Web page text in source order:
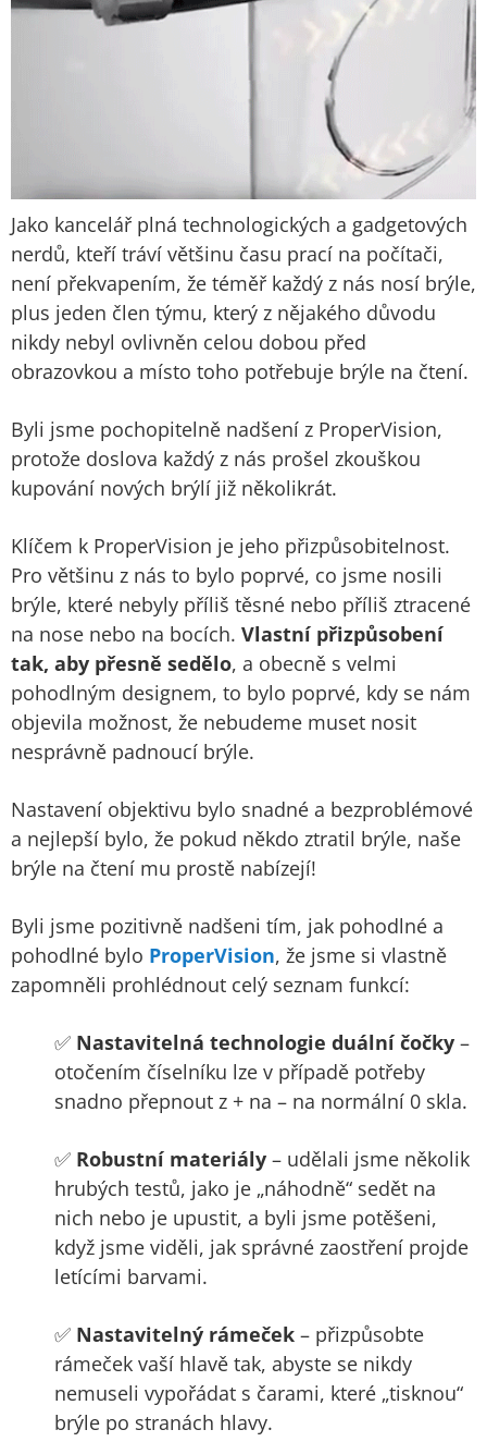
Jako kancelář plná technologických a gadgetových
nerdů, kteří tráví většinu času prací na počítači,
není překvapením, že téměř každý z nás nosí brýle,
plus jeden člen týmu, který z nějakého důvodu
nikdy nebyl ovlivněn celou dobou před
obrazovkou a místo toho potřebuje brýle na čtení.
Byli jsme pochopitelně nadšení z ProperVision,
protože doslova každý z nás prošel zkouškou
kupování nových brýlí již několikrát.
Klíčem k ProperVision je jeho přizpůsobitelnost.
Pro většinu z nás to bylo poprvé, co jsme nosili
brýle, které nebyly příliš těsné nebo příliš ztracené
na nose nebo na bocích. Vlastní přizpůsobení
tak, aby přesně sedělo, a obecně s velmi
pohodlným designem, to bylo poprvé, kdy se nám
objevila možnost, že nebudeme muset nosit
nesprávně padnoucí brýle.
Nastavení objektivu bylo snadné a bezproblémové
a nejlepší bylo, že pokud někdo ztratil brýle, naše
brýle na čtení mu prostě nabízejí!
Byli jsme pozitivně nadšeni tím, jak pohodlné a
pohodlné bylo ProperVision, že jsme si vlastně
zapomněli prohlédnout celý seznam funkcí:
✅ Nastavitelná technologie duální čočky –
otočením číselníku lze v případě potřeby
snadno přepnout z + na – na normální 0 skla.
✅ Robustní materiály – udělali jsme několik
hrubých testů, jako je „náhodně“ sedět na
nich nebo je upustit, a byli jsme potěšeni,
když jsme viděli, jak správné zaostření projde
letícími barvami.
✅ Nastavitelný rámeček – přizpůsobte
rámeček vaší hlavě tak, abyste se nikdy
nemuseli vypořádat s čarami, které „tisknou“
brýle po stranách hlavy.